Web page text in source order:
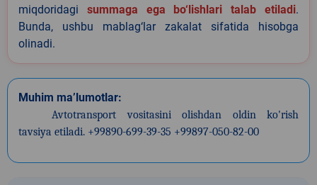
miqdoridagi summaga ega bo‘lishlari talab etiladi.
Bunda, ushbu mablag‘lar zakalat sifatida hisobga
olinadi.
Muhim ma’lumotlar:
Avtotransport vositasini olishdan oldin ko'rish
tavsiya etiladi. +99890-699-39-35 +99897-050-82-00